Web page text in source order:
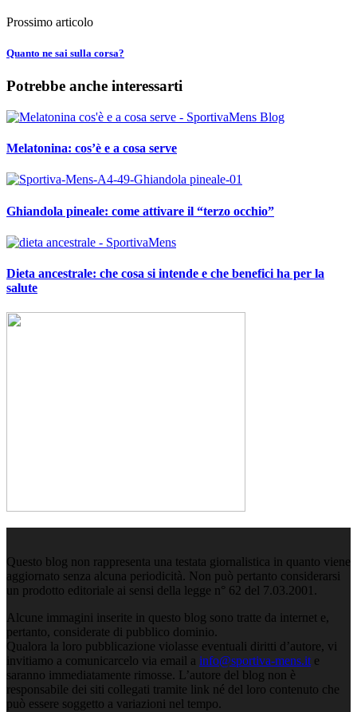
Prossimo articolo
Quanto ne sai sulla corsa?
Potrebbe anche interessarti
Melatonina: cos’è e a cosa serve
Ghiandola pineale: come attivare il “terzo occhio”
Dieta ancestrale: che cosa si intende e che benefici ha per la
salute
Questo blog non rappresenta una testata giornalistica in quanto viene
aggiornato senza alcuna periodicità. Non può pertanto considerarsi
un prodotto editoriale ai sensi della legge n° 62 del 7.03.2001.
Alcune immagini inserite in questo blog sono tratte da internet e,
pertanto, considerate di pubblico dominio.
Qualora la loro pubblicazione violasse eventuali diritti d’autore, vi
invitiamo a comunicarcelo via email a info@sportiva-mens.it e
saranno immediatamente rimosse. L’autore del blog non è
responsabile dei siti collegati tramite link né del loro contenuto che
può essere soggetto a variazioni nel tempo.